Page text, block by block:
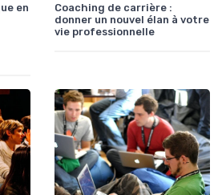
en
Coaching de carrière :
donner un nouvel élan à votre
vie professionnelle